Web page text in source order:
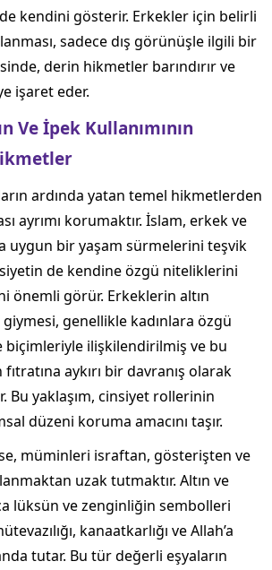
kendini gösterir. Erkekler için belirli
sadece dış görünüşle ilgili bir
derin hikmetler barındırır ve
işaret eder.
Ve İpek Kullanımının
ardında yatan temel hikmetlerden
ayrımı korumaktır. İslam, erkek ve
uygun bir yaşam sürmelerini teşvik
de kendine özgü niteliklerini
önemli görür. Erkeklerin altın
giymesi, genellikle kadınlara özgü
ilişkilendirilmiş ve bu
aykırı bir davranış olarak
Bu yaklaşım, cinsiyet rollerinin
düzeni koruma amacını taşır.
müminleri israftan, gösterişten ve
uzak tutmaktır. Altın ve
lüksün ve zenginliğin sembolleri
kanaatkarlığı ve Allah’a
tutar. Bu tür değerli eşyaların